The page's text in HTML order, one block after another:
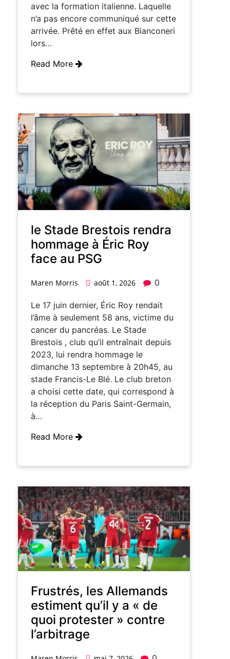
avec la formation italienne. Laquelle
n’a pas encore communiqué sur cette
arrivée. Prêté en effet aux Bianconeri
lors…
Read More
le Stade Brestois rendra
hommage à Éric Roy
face au PSG
Maren Morris août 1, 2026 0
Le 17 juin dernier, Éric Roy rendait
l’âme à seulement 58 ans, victime du
cancer du pancréas. Le Stade
Brestois , club qu’il entraînait depuis
2023, lui rendra hommage le
dimanche 13 septembre à 20h45, au
stade Francis-Le Blé. Le club breton
a choisi cette date, qui correspond à
la réception du Paris Saint-Germain,
à…
Read More
Frustrés, les Allemands
estiment qu’il y a « de
quoi protester » contre
l’arbitrage